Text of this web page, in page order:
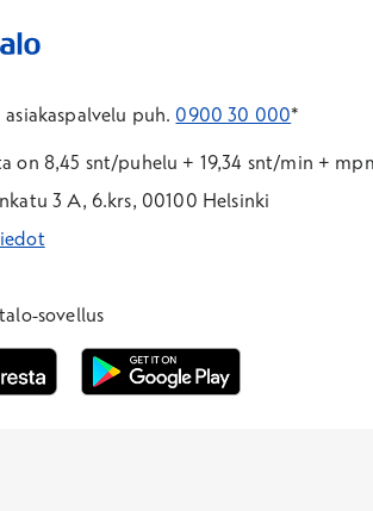
puh. 0900 30 000*
on 8,45 snt/puhelu + 19,34 snt/min +
3 A, 6.krs, 00100 Helsinki
sovellus